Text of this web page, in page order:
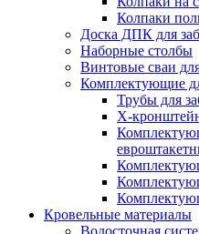
Колпаки
Доска ДПК для
Наборные столбы
Винтовые сваи
Комплектующие
Трубы для
Х-
Кровельные материалы
Водосточная